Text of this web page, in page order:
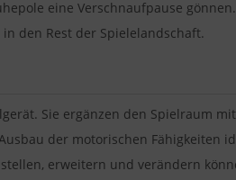
eine Verschnaufpause
den Rest der Spielelandschaft.
Sie ergänzen den Spielraum
der motorischen Fähigkeiten
erweitern und verändern